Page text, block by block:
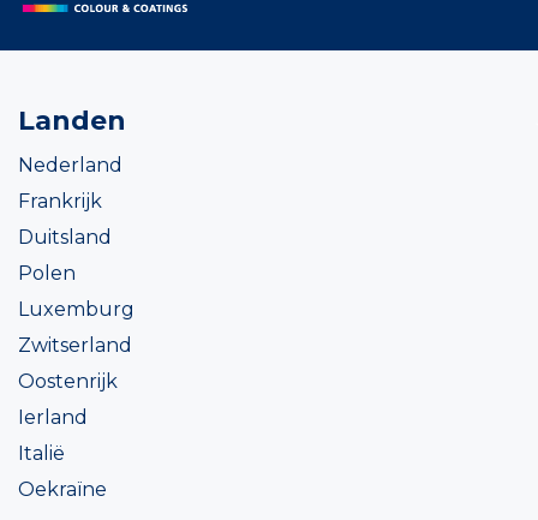
Landen
Nederland
Frankrijk
Duitsland
Polen
Luxemburg
Zwitserland
Oostenrijk
Ierland
Italië
Oekraïne